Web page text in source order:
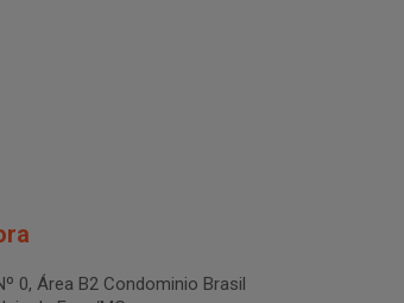
0, Área B2 Condominio Brasil